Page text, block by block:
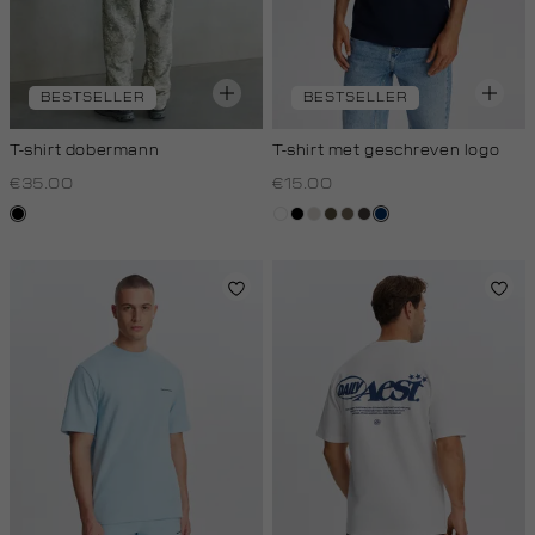
BESTSELLER
T-shirt dobermann
€35.00
zwart
BESTSELLER
T-shirt met geschreven logo
€15.00
witzwarttaupe,
donkerkhaki
lichtbruin
choco
donkerblauw